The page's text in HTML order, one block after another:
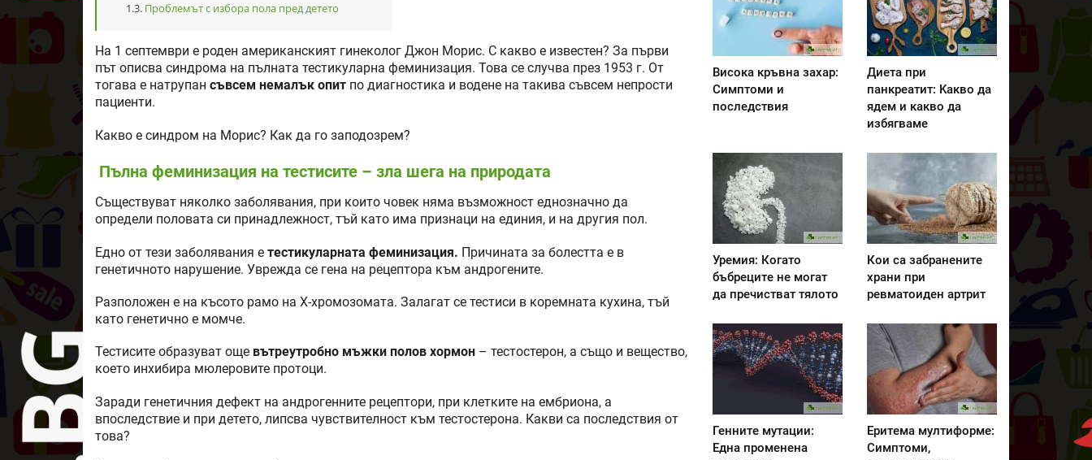
Проблемът с избора пола пред детето
На 1 септември е роден американският гинеколог Джон Морис. С какво е известен? За първи
път описва синдрома на пълната тестикуларна феминизация. Това се случва през 1953 г. От
тогава е натрупан съвсем немалък опит по диагностика и водене на такива съвсем непрости
пациенти.
Какво е синдром на Морис? Как да го заподозрем?
Пълна феминизация на тестисите – зла шега на природата
Съществуват няколко заболявания, при които човек няма възможност еднозначно да
определи половата си принадлежност, тъй като има признаци на единия, и на другия пол.
Едно от тези заболявания е тестикуларната феминизация. Причината за болестта е в
генетичното нарушение. Уврежда се гена на рецептора към андрогените.
Разположен е на късото рамо на Х-хромозомата. Залагат се тестиси в коремната кухина, тъй
като генетично е момче.
Тестисите образуват още вътреутробно мъжки полов хормон – тестостерон, а също и вещество,
което инхибира мюлеровите протоци.
Заради генетичния дефект на андрогенните рецептори, при клетките на ембриона, а
впоследствие и при детето, липсва чувствителност към тестостерона. Какви са последствия от
това?
Висока кръвна захар:
Симптоми и
последствия
Диета при
панкреатит: Kакво да
ядем и какво да
избягваме
Уремия: Когато
бъбреците не могат
да пречистват тялото
Кои са забранените
храни при
ревматоиден артрит
Генните мутации:
Една променена
Еритема мултиформе:
Симптоми,